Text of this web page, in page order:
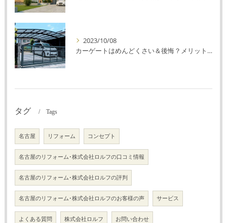
2023/10/08
カーゲートはめんどくさい＆後悔？メリット・デメリットを解説！
タグ Tags
名古屋 リフォーム コンセプト
名古屋のリフォーム･株式会社ロルフの口コミ情報
名古屋のリフォーム･株式会社ロルフの評判
名古屋のリフォーム･株式会社ロルフのお客様の声 サービス
よくある質問 株式会社ロルフ お問い合わせ